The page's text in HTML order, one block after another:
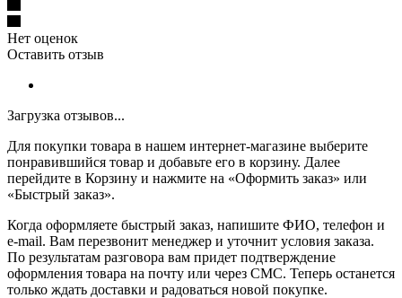
Нет оценок
Оставить отзыв
Загрузка отзывов...
Для покупки товара в нашем интернет-магазине выберите
понравившийся товар и добавьте его в корзину. Далее
перейдите в Корзину и нажмите на «Оформить заказ» или
«Быстрый заказ».
Когда оформляете быстрый заказ, напишите ФИО, телефон и
e-mail. Вам перезвонит менеджер и уточнит условия заказа.
По результатам разговора вам придет подтверждение
оформления товара на почту или через СМС. Теперь останется
только ждать доставки и радоваться новой покупке.